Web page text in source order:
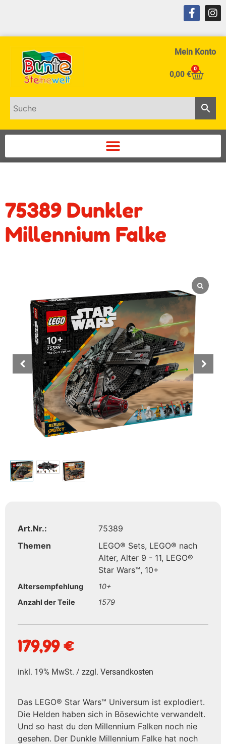
Mein Konto
0,00 €
0
75389 Dunkler
Millennium Falke
Art.Nr.:
75389
Themen
LEGO® Sets, LEGO® nach
Alter, Alter 9 - 11, LEGO®
Star Wars™, 10+
Altersempfehlung
10+
Anzahl der Teile
1579
179,99€
inkl. 19% MwSt. / zzgl. Versandkosten
Das LEGO® Star Wars™ Universum ist explodiert.
Die Helden haben sich in Bösewichte verwandelt.
Und so hast du den Millennium Falken noch nie
gesehen. Der Dunkle Millennium Falke hat noch